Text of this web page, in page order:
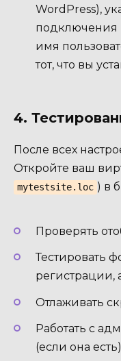
WordPress),
подключения
имя
тот, что вы
4.
После всех
Откройте ваш
mytestsite.loc ) в
Проверять
Тестировать
регистрации,
Отлаживать
Работать с
(если она